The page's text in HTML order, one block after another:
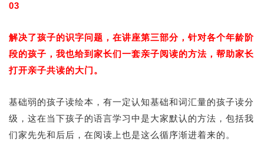
03
解决了孩子的识字问题，在讲座第三部分，针对各个年龄阶
段的孩子，我也给到家长们一套亲子阅读的方法，帮助家长
打开亲子共读的大门。
基础弱的孩子读绘本，有一定认知基础和词汇量的孩子读分
级，这在当下孩子的语言学习中是大家默认的方法，包括我
们家先先和后后，在阅读上也是这么循序渐进着来的。